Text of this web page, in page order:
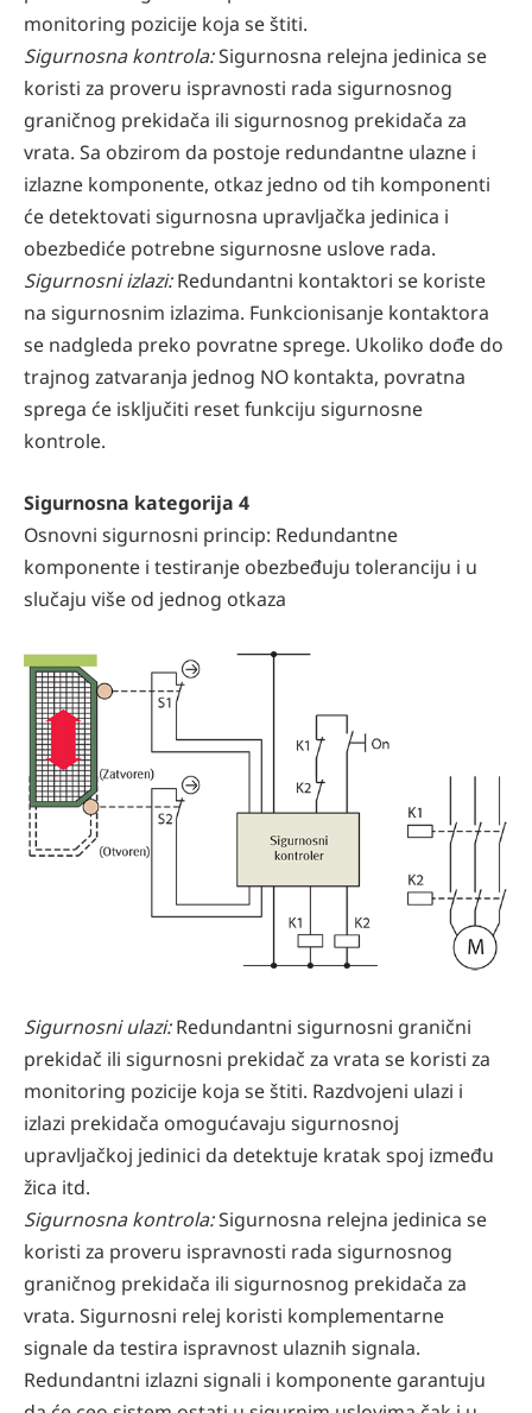
monitoring pozicije koja se štiti.
Sigurnosna kontrola:Sigurnosna relejna jedinica se
koristi za proveru ispravnosti rada sigurnosnog
graničnog prekidača ili sigurnosnog prekidača za
vrata. Sa obzirom da postoje redundantne ulazne i
izlazne komponente, otkaz jedno od tih komponenti
će detektovati sigurnosna upravljačka jedinica i
obezbediće potrebne sigurnosne uslove rada.
Sigurnosni izlazi:Redundantni kontaktori se koriste
na sigurnosnim izlazima. Funkcionisanje kontaktora
se nadgleda preko povratne sprege. Ukoliko dođe do
trajnog zatvaranja jednog NO kontakta, povratna
sprega će isključiti reset funkciju sigurnosne
kontrole.
Sigurnosna kategorija 4
Osnovni sigurnosni princip: Redundantne
komponente i testiranje obezbeđuju toleranciju i u
slučaju više od jednog otkaza
Sigurnosni ulazi:Redundantni sigurnosni granični
prekidač ili sigurnosni prekidač za vrata se koristi za
monitoring pozicije koja se štiti. Razdvojeni ulazi i
izlazi prekidača omogućavaju sigurnosnoj
upravljačkoj jedinici da detektuje kratak spoj između
žica itd.
Sigurnosna kontrola:Sigurnosna relejna jedinica se
koristi za proveru ispravnosti rada sigurnosnog
graničnog prekidača ili sigurnosnog prekidača za
vrata. Sigurnosni relej koristi komplementarne
signale da testira ispravnost ulaznih signala.
Redundantni izlazni signali i komponente garantuju